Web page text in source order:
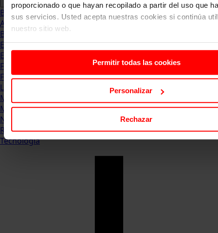
proporcionado o que hayan recopilado a partir del uso que
sus servicios. Usted acepta nuestras cookies si continúa
nuestro sitio web.
Permitir todas las cookies
Personalizar
Rechazar
Blog
Abogacia
Business
Empleo & Emprendimiento
Empresas
Finanzas
Formación & Estudios
Luxury
Management
Marketing & Comunicación
Negocios
Recursos Humanos
Tecnología